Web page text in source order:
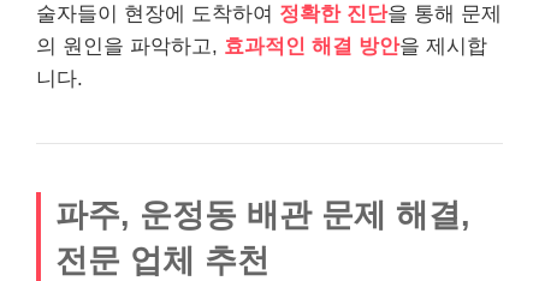
술자들이 현장에 도착하여 정확한 진단을 통해 문제
의 원인을 파악하고, 효과적인 해결 방안을 제시합
니다.
파주, 운정동 배관 문제 해결,
전문 업체 추천